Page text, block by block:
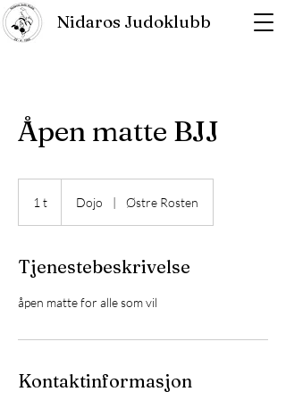
Nidaros Judoklubb
Åpen matte BJJ
1 t Dojo | Østre Rosten
Tjenestebeskrivelse
åpen matte for alle som vil
Kontaktinformasjon